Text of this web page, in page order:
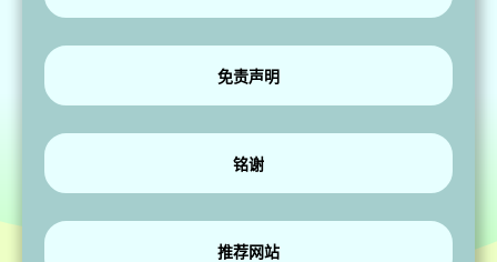
免责声明
铭谢
推荐网站